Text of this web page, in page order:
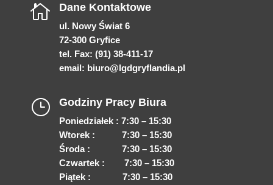
 Dane Kontaktowe
ul. Nowy Świat 6
72-300 Gryfice
tel. Fax: (91) 38-411-17
email: biuro@lgdgryflandia.pl
} Godziny Pracy Biura
Poniedziałek : 7:30 – 15:30
Wtorek : 7:30 – 15:30
Środa : 7:30 – 15:30
Czwartek : 7:30 – 15:30
Piątek : 7:30 – 15:30